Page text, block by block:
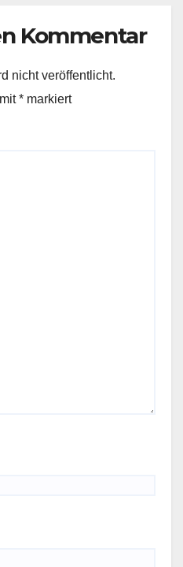
Kommentar
nicht veröffentlicht.
* markiert